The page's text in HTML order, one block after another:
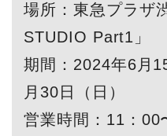
場所：東急プラザ
STUDIO Part1」
期間：2024年6月
月30日（日）
営業時間：11：00